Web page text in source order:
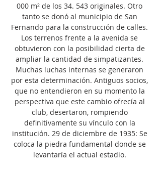
000 m² de los 34. 543 originales. Otro
tanto se donó al municipio de San
Fernando para la construcción de calles.
Los terrenos frente a la avenida se
obtuvieron con la posibilidad cierta de
ampliar la cantidad de simpatizantes.
Muchas luchas internas se generaron
por esta determinación. Antiguos socios,
que no entendieron en su momento la
perspectiva que este cambio ofrecía al
club, desertaron, rompiendo
definitivamente su vínculo con la
institución. 29 de diciembre de 1935: Se
coloca la piedra fundamental donde se
levantaría el actual estadio.